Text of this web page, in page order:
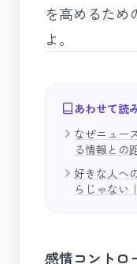
を高めるため
よ。
あわせて読
なぜニュー
る情報との
好きな人へ
らじゃない
感情コントロ